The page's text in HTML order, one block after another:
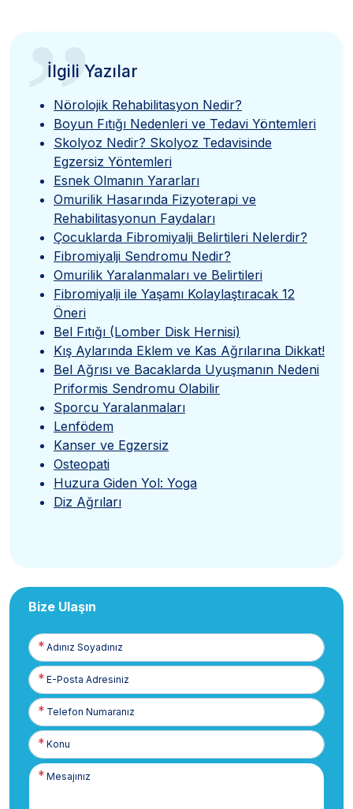
”
İlgili Yazılar
Nörolojik Rehabilitasyon Nedir?
Boyun Fıtığı Nedenleri ve Tedavi Yöntemleri
Skolyoz Nedir? Skolyoz Tedavisinde
Egzersiz Yöntemleri
Esnek Olmanın Yararları
Omurilik Hasarında Fizyoterapi ve
Rehabilitasyonun Faydaları
Çocuklarda Fibromiyalji Belirtileri Nelerdir?
Fibromiyalji Sendromu Nedir?
Omurilik Yaralanmaları ve Belirtileri
Fibromiyalji ile Yaşamı Kolaylaştıracak 12
Öneri
Bel Fıtığı (Lomber Disk Hernisi)
Kış Aylarında Eklem ve Kas Ağrılarına Dikkat!
Bel Ağrısı ve Bacaklarda Uyuşmanın Nedeni
Priformis Sendromu Olabilir
Sporcu Yaralanmaları
Lenfödem
Kanser ve Egzersiz
Osteopati
Huzura Giden Yol: Yoga
Diz Ağrıları
Bize Ulaşın
Adınız
Soyadınız
E-
Posta
Telefon
Numaranız